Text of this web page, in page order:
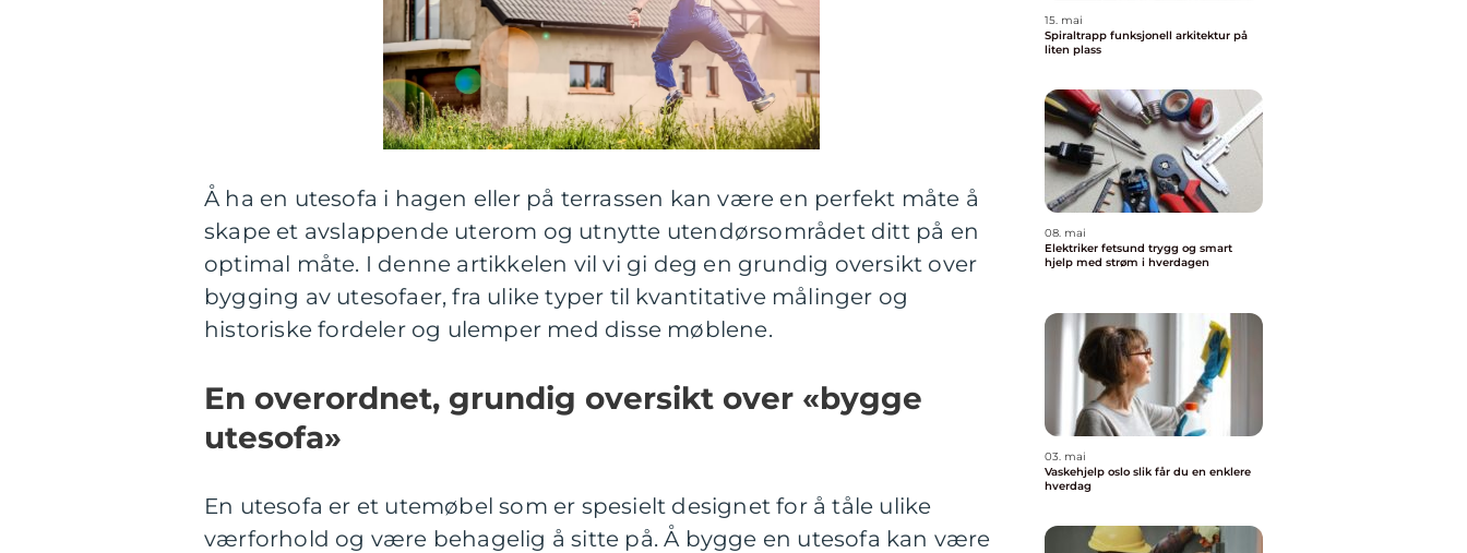
Å ha en utesofa i hagen eller på terrassen kan være en perfekt måte å
skape et avslappende uterom og utnytte utendørsområdet ditt på en
optimal måte. I denne artikkelen vil vi gi deg en grundig oversikt over
bygging av utesofaer, fra ulike typer til kvantitative målinger og
historiske fordeler og ulemper med disse møblene.
En overordnet, grundig oversikt over «bygge
utesofa»
En utesofa er et utemøbel som er spesielt designet for å tåle ulike
værforhold og være behagelig å sitte på. Å bygge en utesofa kan være
15. mai
Spiraltrapp funksjonell arkitektur på
liten plass
08. mai
Elektriker fetsund trygg og smart
hjelp med strøm i hverdagen
03. mai
Vaskehjelp oslo slik får du en enklere
hverdag